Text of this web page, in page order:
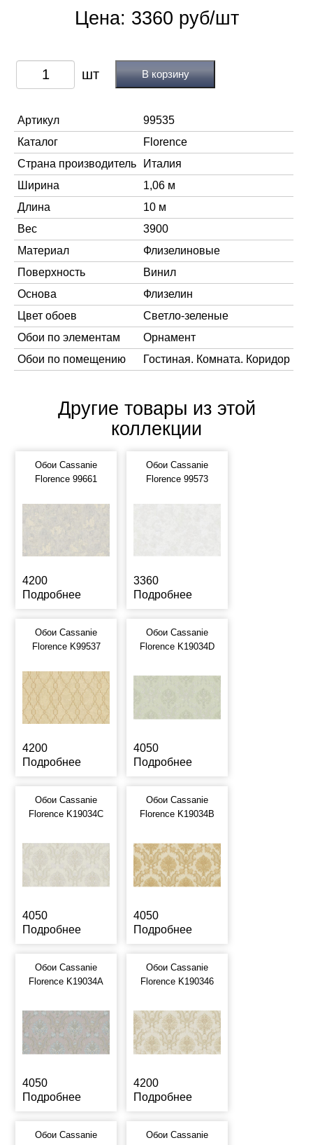
Цена: 3360 руб/шт
В корзину
Артикул
99535
Каталог
Florence
Страна производитель
Италия
Ширина
1,06 м
Длина
10 м
Вес
3900
Материал
Флизелиновые
Поверхность
Винил
Основа
Флизелин
Цвет обоев
Светло-зеленые
Обои по элементам
Орнамент
Обои по помещению
Гостиная. Комната. Коридор
Другие товары из этой
коллекции
Обои Cassanie
Florence 99661
4200
Подробнее
Обои Cassanie
Florence 99573
3360
Подробнее
Обои Cassanie
Florence K99537
4200
Подробнее
Обои Cassanie
Florence K19034D
4050
Подробнее
Обои Cassanie
Florence K19034C
4050
Подробнее
Обои Cassanie
Florence K19034B
4050
Подробнее
Обои Cassanie
Florence K19034A
4050
Подробнее
Обои Cassanie
Florence K190346
4200
Подробнее
Обои Cassanie
Обои Cassanie